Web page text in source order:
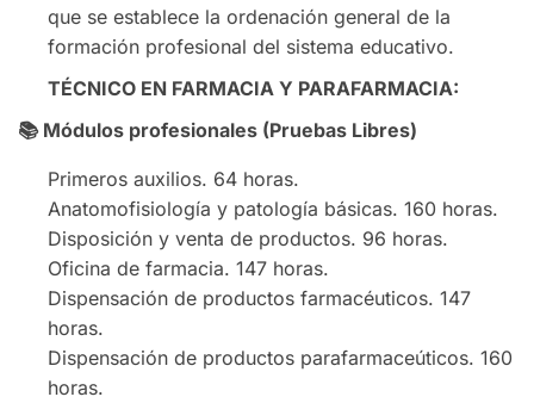
que se establece la ordenación general de la
formación profesional del sistema educativo.
TÉCNICO EN FARMACIA Y PARAFARMACIA:
📚Módulos profesionales (Pruebas Libres)
Primeros auxilios. 64 horas.
Anatomofisiología y patología básicas. 160 horas.
Disposición y venta de productos. 96 horas.
Oficina de farmacia. 147 horas.
Dispensación de productos farmacéuticos. 147
horas.
Dispensación de productos parafarmaceúticos. 160
horas.